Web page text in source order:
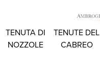
TENUTA DI
NOZZOLE
TENUTE DEL
CABREO